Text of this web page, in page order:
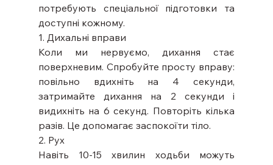
потребують спеціальної підготовки та
доступні кожному.
1. Дихальні вправи
Коли ми нервуємо, дихання стає
поверхневим. Спробуйте просту вправу:
повільно вдихніть на 4 секунди,
затримайте дихання на 2 секунди і
видихніть на 6 секунд. Повторіть кілька
разів. Це допомагає заспокоїти тіло.
2. Рух
Навіть 10-15 хвилин ходьби можуть